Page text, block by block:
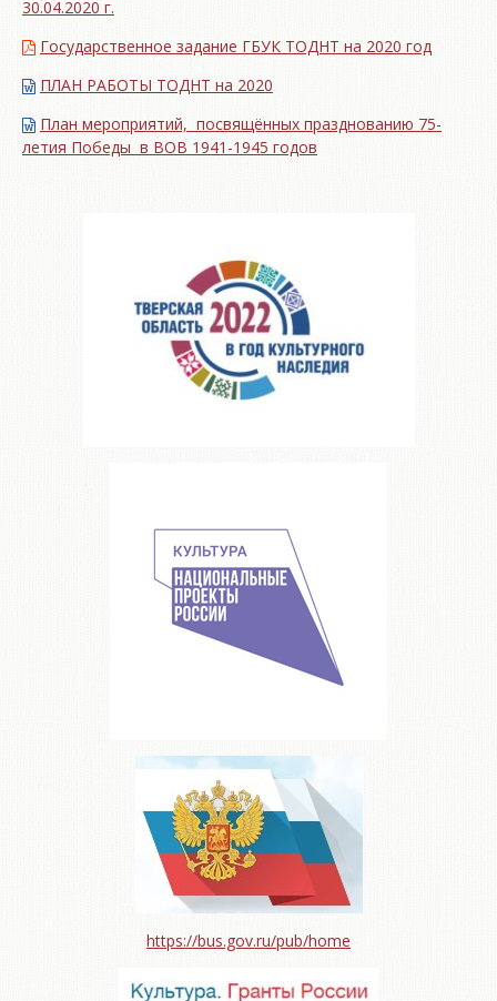
30.04.2020 г.
Государственное задание ГБУК ТОДНТ на 2020 год
ПЛАН РАБОТЫ ТОДНТ на 2020
План мероприятий, посвящённых празднованию 75-
летия Победы в ВОВ 1941-1945 годов
https://bus.gov.ru/pub/home